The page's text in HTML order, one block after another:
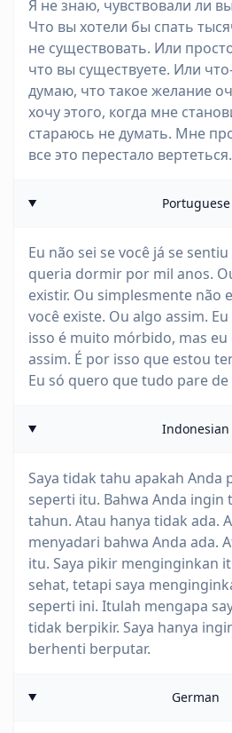
Я не знаю, чувствовали ли
Что вы хотели бы спать
не существовать. Или
что вы существуете. Или
думаю, что такое желание
хочу этого, когда мне
стараюсь не думать. Мне
все это перестало вертеться.
Portuguese
Eu não sei se você já se
queria dormir por mil anos.
existir. Ou simplesmente não
você existe. Ou algo assim.
isso é muito mórbido, mas
assim. É por isso que estou
Eu só quero que tudo pare de
Indonesian
Saya tidak tahu apakah Anda
seperti itu. Bahwa Anda ingin
tahun. Atau hanya tidak ada.
menyadari bahwa Anda ada.
itu. Saya pikir menginginkan
sehat, tetapi saya
seperti ini. Itulah mengapa
tidak berpikir. Saya hanya
berhenti berputar.
German